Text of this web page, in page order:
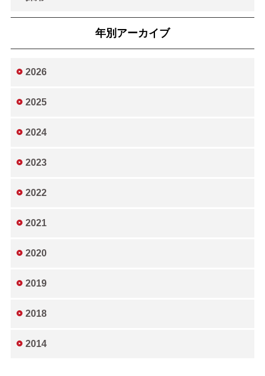
年別アーカイブ
2026
2025
2024
2023
2022
2021
2020
2019
2018
2014